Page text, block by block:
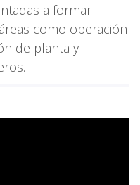
a formar
como operación
de planta y